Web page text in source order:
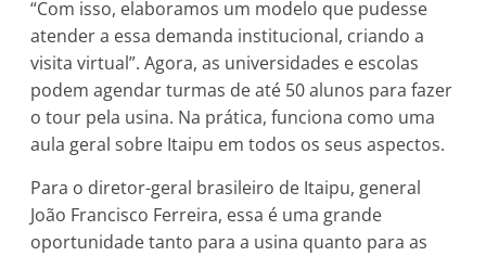
“Com isso, elaboramos um modelo que pudesse
atender a essa demanda institucional, criando a
visita virtual”. Agora, as universidades e escolas
podem agendar turmas de até 50 alunos para fazer
o tour pela usina. Na prática, funciona como uma
aula geral sobre Itaipu em todos os seus aspectos.
Para o diretor-geral brasileiro de Itaipu, general
João Francisco Ferreira, essa é uma grande
oportunidade tanto para a usina quanto para as